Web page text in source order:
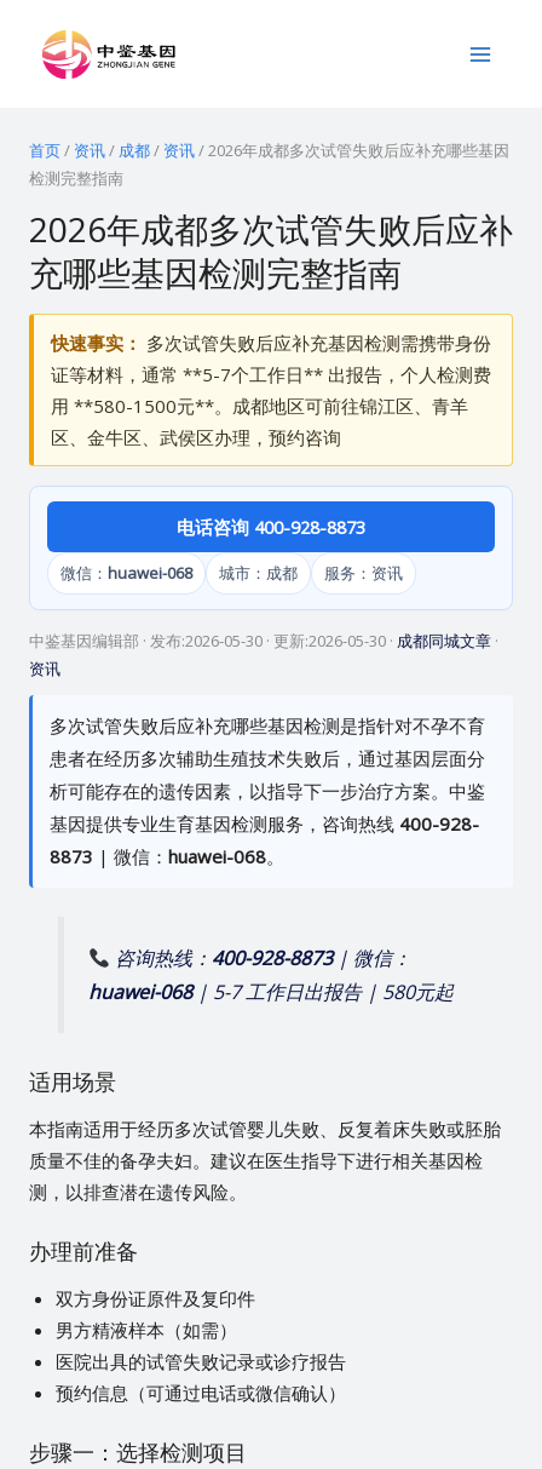
Menu
首页/ 资讯/ 成都/ 资讯/2026年成都多次试管失败后应补充哪些基因
检测完整指南
2026年成都多次试管失败后应补
充哪些基因检测完整指南
快速事实： 多次试管失败后应补充基因检测需携带身份
证等材料，通常 **5-7个工作日** 出报告，个人检测费
用 **580-1500元**。成都地区可前往锦江区、青羊
区、金牛区、武侯区办理，预约咨询
电话咨询 400-928-8873
微信： huawei-068 城市：成都 服务：资讯
中鉴基因编辑部 · 发布:2026-05-30· 更新:2026-05-30· 成都同城文章·
资讯
多次试管失败后应补充哪些基因检测是指针对不孕不育
患者在经历多次辅助生殖技术失败后，通过基因层面分
析可能存在的遗传因素，以指导下一步治疗方案。中鉴
基因提供专业生育基因检测服务，咨询热线 400-928-
8873 | 微信： huawei-068。
咨询热线： 400-928-8873| 微信：
huawei-068| 5-7 工作日出报告 | 580元起
适用场景
本指南适用于经历多次试管婴儿失败、反复着床失败或胚胎
质量不佳的备孕夫妇。建议在医生指导下进行相关基因检
测，以排查潜在遗传风险。
办理前准备
双方身份证原件及复印件
男方精液样本（如需）
医院出具的试管失败记录或诊疗报告
预约信息（可通过电话或微信确认）
步骤一：选择检测项目